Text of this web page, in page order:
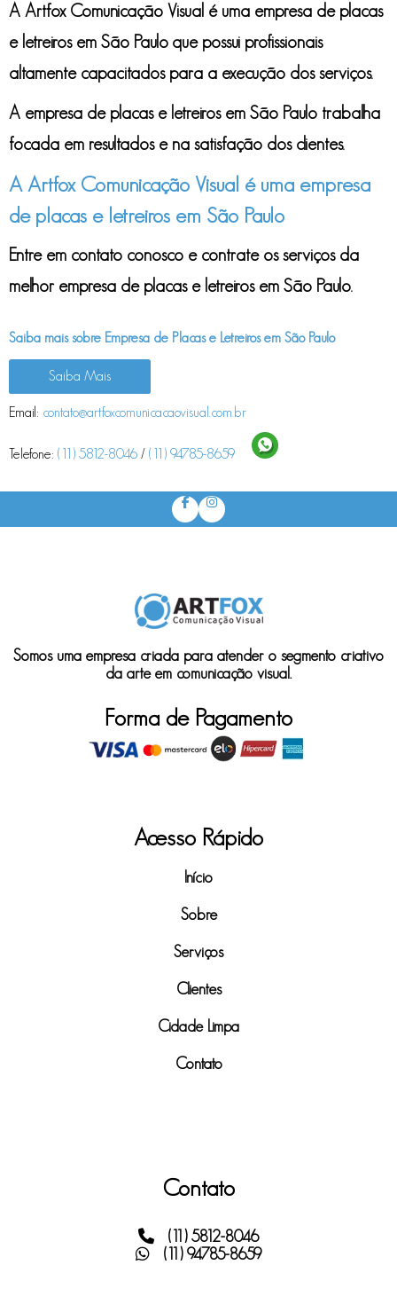
A Artfox Comunicação Visual é uma empresa de placas
e letreiros em São Paulo que possui profissionais
altamente capacitados para a execução dos serviços.
A empresa de placas e letreiros em São Paulo trabalha
focada em resultados e na satisfação dos clientes.
A Artfox Comunicação Visual é uma empresa
de placas e letreiros em São Paulo
Entre em contato conosco e contrate os serviços da
melhor empresa de placas e letreiros em São Paulo.
Saiba mais sobre Empresa de Placas e Letreiros em São Paulo
Saiba Mais
Email: contato@artfoxcomunicacaovisual.com.br
Telefone: (11) 5812-8046 / (11) 94785-8659
Somos uma empresa criada para atender o segmento criativo
da arte em comunicação visual.
Forma de Pagamento
Acesso Rápido
Início
Sobre
Serviços
Clientes
Cidade Limpa
Contato
Contato
(11) 5812-8046
(11) 94785-8659